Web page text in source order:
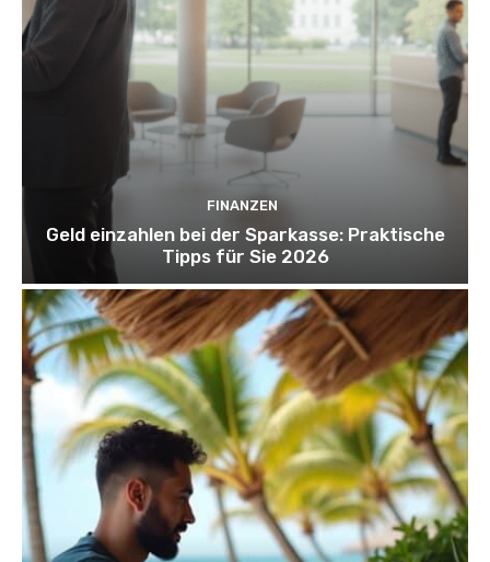
FINANZEN
Geld einzahlen bei der Sparkasse: Praktische
Tipps für Sie 2026